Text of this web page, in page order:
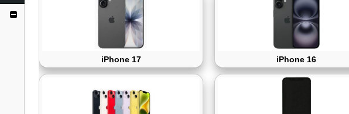
iPhone 17 iPhone 16